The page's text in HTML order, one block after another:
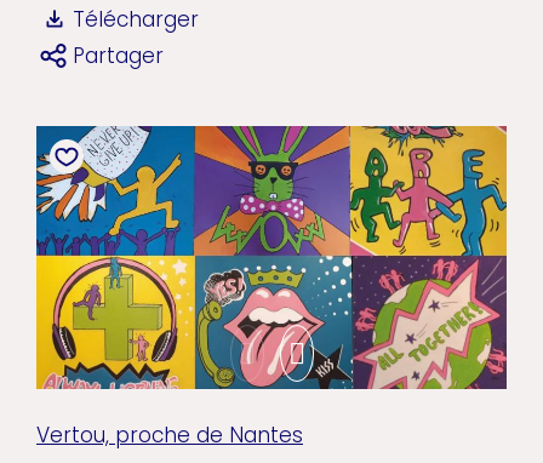
Télécharger
Partager
Vertou, proche de Nantes